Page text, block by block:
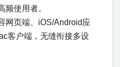
频使用者。
网页端、iOS/Android应
客户端，无缝衔接多设